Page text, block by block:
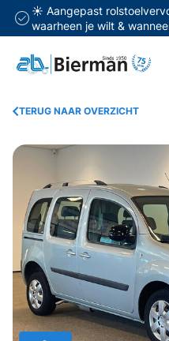
☀️ Aangepast
waarheen je wilt &
TERUG NAAR OVERZICHT